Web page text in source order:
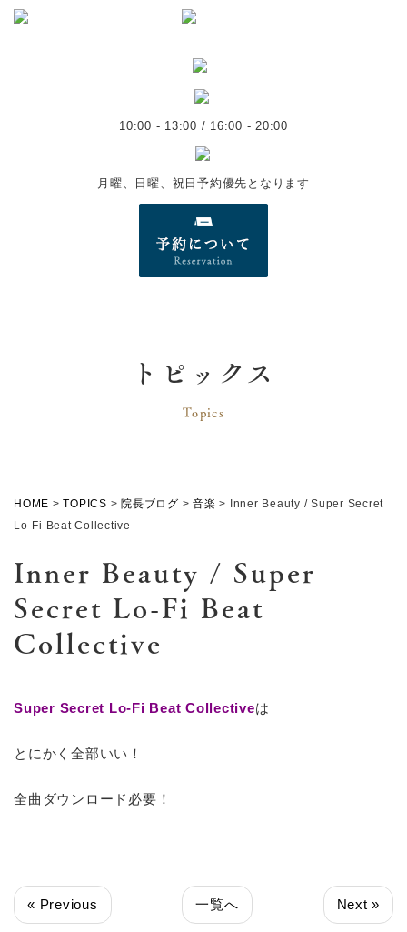
10:00 - 13:00 / 16:00 - 20:00
月曜、日曜、祝日予約優先となります
トピックス
Topics
HOME >TOPICS > 院長ブログ > 音楽 >
Inner Beauty / Super Secret
Lo-Fi Beat Collective
Inner Beauty / Super
Secret Lo-Fi Beat
Collective
Super Secret Lo-Fi Beat Collectiveは
とにかく全部いい！
全曲ダウンロード必要！
« Previous 一覧へ Next »